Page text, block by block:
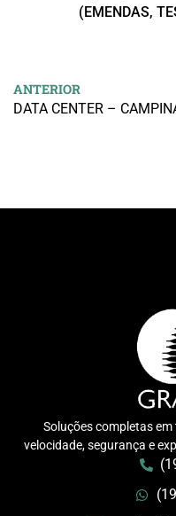
(EMENDAS,
ANTERIOR
DATA CENTER –
Soluções completas
velocidade, segurança e